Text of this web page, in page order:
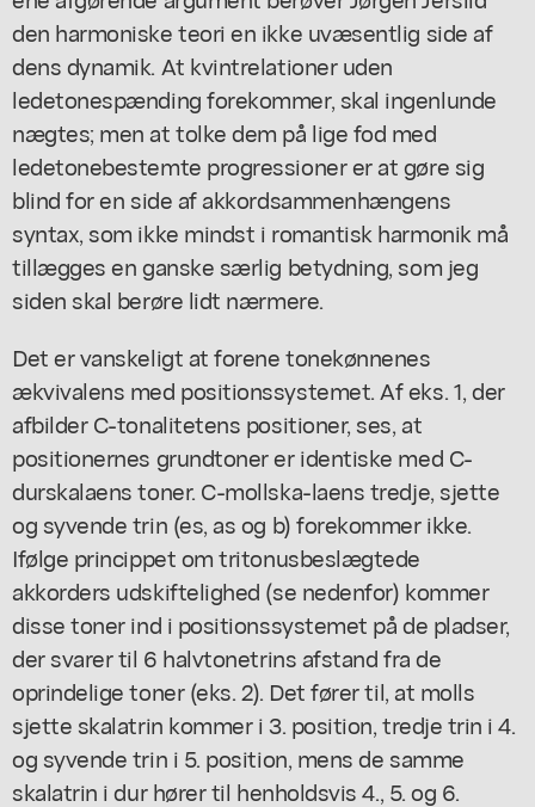
den harmoniske teori en ikke uvæsentlig side af
dens dynamik. At kvintrelationer uden
ledetonespænding forekommer, skal ingenlunde
nægtes; men at tolke dem på lige fod med
ledetonebestemte progressioner er at gøre sig
blind for en side af akkordsammenhængens
syntax, som ikke mindst i romantisk harmonik må
tillægges en ganske særlig betydning, som jeg
siden skal berøre lidt nærmere.
Det er vanskeligt at forene tonekønnenes
ækvivalens med positionssystemet. Af eks. 1, der
afbilder C-tonalitetens positioner, ses, at
positionernes grundtoner er identiske med C-
durskalaens toner. C-mollska-laens tredje, sjette
og syvende trin (es, as og b) forekommer ikke.
Ifølge princippet om tritonusbeslægtede
akkorders udskiftelighed (se nedenfor) kommer
disse toner ind i positionssystemet på de pladser,
der svarer til 6 halvtonetrins afstand fra de
oprindelige toner (eks. 2). Det fører til, at molls
sjette skalatrin kommer i 3. position, tredje trin i 4.
og syvende trin i 5. position, mens de samme
skalatrin i dur hører til henholdsvis 4., 5. og 6.